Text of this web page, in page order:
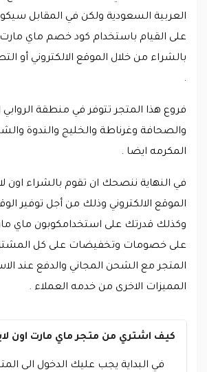
العربية السعودية ولكن في المقابل
على القيام باستخدام كود خصم ماي
بالشراء من خلال الموقع الالكتروني أو
.
فروع هذا المتجر تتوفر في منطقة
والصحافة وغرناطة والخليج والندوة
المكرمه ايضا .
في النهاية ننصحك ان تقوم بالشراء اون
الموقع الالكتروني وذلك من أجل توفير
على خصومات وتخفيضات على كل
المتجر مع الشحن المجاني والدفع عند
المميزات الاخرى من خدمه العملاء .
كيف اشتري من متجر ماي مارت اون
في البداية يجب عليك الدخول الى